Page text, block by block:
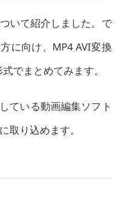
いて紹介しました。で
に向け、MP4 AVI変換
でまとめてみます。
ている動画編集ソフト
取り込めます。